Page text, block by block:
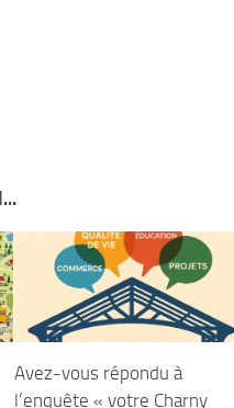
Avez-vous répondu à
l’enquête « votre Charny